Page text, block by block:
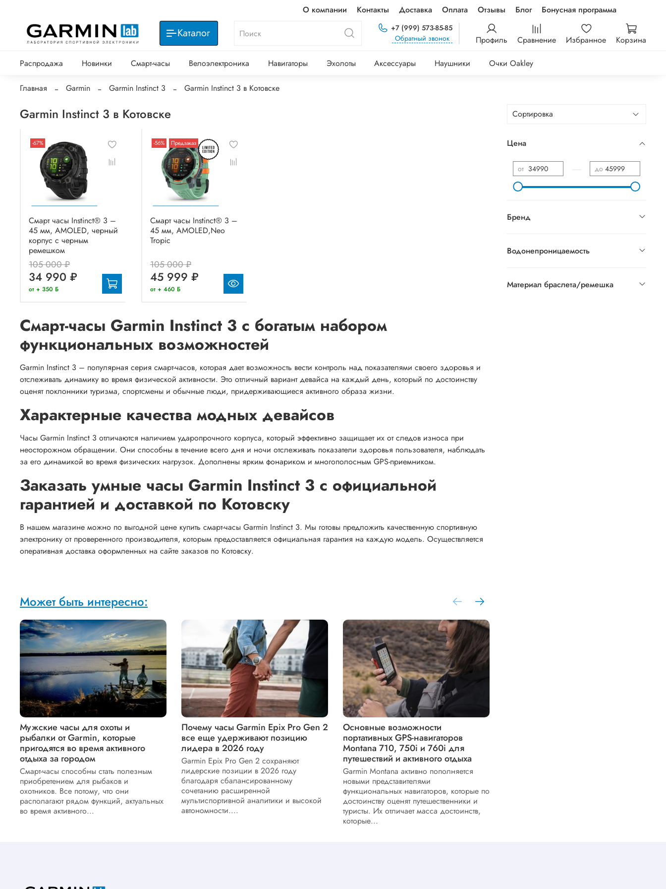
О компании Контакты Доставка Оплата Отзывы Блог Бонусная программа
Каталог
+7 (999) 573-85-85
Обратный звонок
Профиль Сравнение Избранное Корзина
Распродажа Новинки Смарт-часы Велоэлектроника Навигаторы Эхолоты Аксессуары Наушники Очки Oakley
Главная Garmin Garmin Instinct 3 Garmin Instinct 3 в Котовске
Garmin Instinct 3 в Котовске
-67%
Смарт часы Instinct® 3 –
45 мм, AMOLED, черный
корпус с черным
ремешком
105 000 ₽
34 990 ₽
от + 350 Б
-56% Предзаказ
Смарт часы Instinct® 3 –
45 мм, AMOLED,Neo
Tropic
105 000 ₽
45 999 ₽
от + 460 Б
Смарт-часы Garmin Instinct 3 с богатым набором
функциональных возможностей
Garmin Instinct 3 – популярная серия смарт-часов, которая дает возможность вести контроль над показателями своего здоровья и
отслеживать динамику во время физической активности. Это отличный вариант девайса на каждый день, который по достоинству
оценят поклонники туризма, спортсмены и обычные люди, придерживающиеся активного образа жизни.
Характерные качества модных девайсов
Часы Garmin Instinct 3 отличаются наличием ударопрочного корпуса, который эффективно защищает их от следов износа при
неосторожном обращении. Они способны в течение всего дня и ночи отслеживать показатели здоровья пользователя, наблюдать
за его динамикой во время физических нагрузок. Дополнены ярким фонариком и многополосным GPS-приемником.
Заказать умные часы Garmin Instinct 3 с официальной
гарантией и доставкой по Котовску
В нашем магазине можно по выгодной цене купить смарт-часы Garmin Instinct 3. Мы готовы предложить качественную спортивную
электронику от проверенного производителя, которым предоставляется официальная гарантия на каждую модель. Осуществляется
оперативная доставка оформленных на сайте заказов по Котовску.
Может быть интересно:
Мужские часы для охоты и
рыбалки от Garmin, которые
пригодятся во время активного
отдыха за городом
Смарт-часы способны стать полезным
приобретением для рыбаков и
охотников. Все потому, что они
располагают рядом функций, актуальных
во время активного...
Почему часы Garmin Epix Pro Gen 2
все еще удерживают позицию
лидера в 2026 году
Garmin Epix Pro Gen 2 сохраняют
лидерские позиции в 2026 году
благодаря сбалансированному
сочетанию расширенной
мультиспортивной аналитики и высокой
автономности....
Основные возможности
портативных GPS-навигаторов
Montana 710, 750i и 760i для
путешествий и активного отдыха
Garmin Montana активно пополняется
новыми представителями
функциональных навигаторов, которые по
достоинству оценят путешественники и
туристы. Их отличает масса достоинств,
которые...
Цена
от до
Бренд
Водонепроницаемость
Материал браслета/ремешка